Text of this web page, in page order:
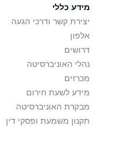
מידע כללי
יצירת קשר ודרכי הגעה
אלפון
דרושים
נהלי האוניברסיטה
מכרזים
מידע לשעת חירום
מבקרת האוניברסיטה
תקנון משמעת ופסקי דין